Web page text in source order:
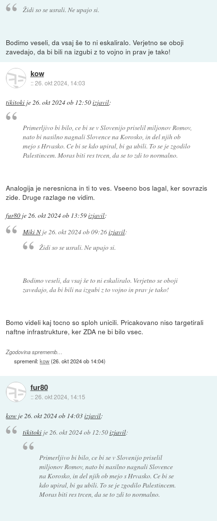
Židi so se usrali. Ne upajo si.
Bodimo veseli, da vsaj še to ni eskaliralo. Verjetno se oboji
zavedajo, da bi bili na izgubi z to vojno in prav je tako!
kow
::26. okt 2024, 14:03
tikitoki je 26. okt 2024 ob 12:50izjavil:
Primerljivo bi bilo, ce bi se v Slovenijo priselil miljonov Romov,
nato bi nasilno nagnali Slovence na Korosko, in del njih ob
mejo s Hrvasko. Ce bi se kdo upiral, bi ga ubili. To se je zgodilo
Palestincem. Moras biti res trcen, da se to zdi to normalno.
Analogija je neresnicna in ti to ves. Vseeno bos lagal, ker sovrazis
zide. Druge razlage ne vidim.
fur80 je26. okt 2024 ob 13:59izjavil:
Miki Nje 26. okt 2024 ob 09:26izjavil:
Židi so se usrali. Ne upajo si.
Bodimo veseli, da vsaj še to ni eskaliralo. Verjetno se oboji
zavedajo, da bi bili na izgubi z to vojno in prav je tako!
Bomo videli kaj tocno so sploh unicili. Pricakovano niso targetirali
naftne infrastrukture, ker ZDA ne bi bilo vsec.
Zgodovina sprememb…
spremenil:kow(26. okt 2024 ob 14:04)
fur80
::26. okt 2024, 14:15
kow je26. okt 2024 ob 14:03izjavil:
tikitokije26. okt 2024 ob 12:50izjavil:
Primerljivo bi bilo, ce bi se v Slovenijo priselil
miljonov Romov, nato bi nasilno nagnali Slovence
na Korosko, in del njih ob mejo s Hrvasko. Ce bi se
kdo upiral, bi ga ubili. To se je zgodilo Palestincem.
Moras biti res trcen, da se to zdi to normalno.